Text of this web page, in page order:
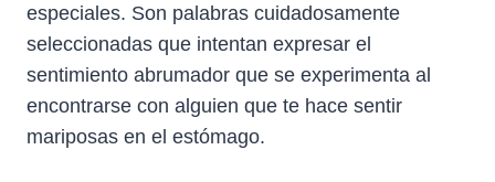
especiales. Son palabras cuidadosamente
seleccionadas que intentan expresar el
sentimiento abrumador que se experimenta al
encontrarse con alguien que te hace sentir
mariposas en el estómago.